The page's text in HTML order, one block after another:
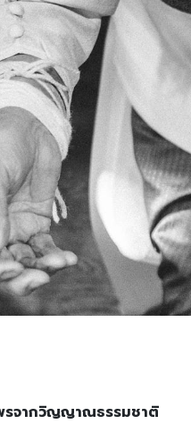
รจากวิญญาณธรรมชาติ